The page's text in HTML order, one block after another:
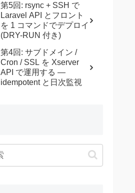
第5回: rsync + SSH で
Laravel API とフロント
を 1 コマンドでデプロイ
(DRY-RUN 付き)
第4回: サブドメイン /
Cron / SSL を Xserver
API で運用する —
idempotent と日次監視